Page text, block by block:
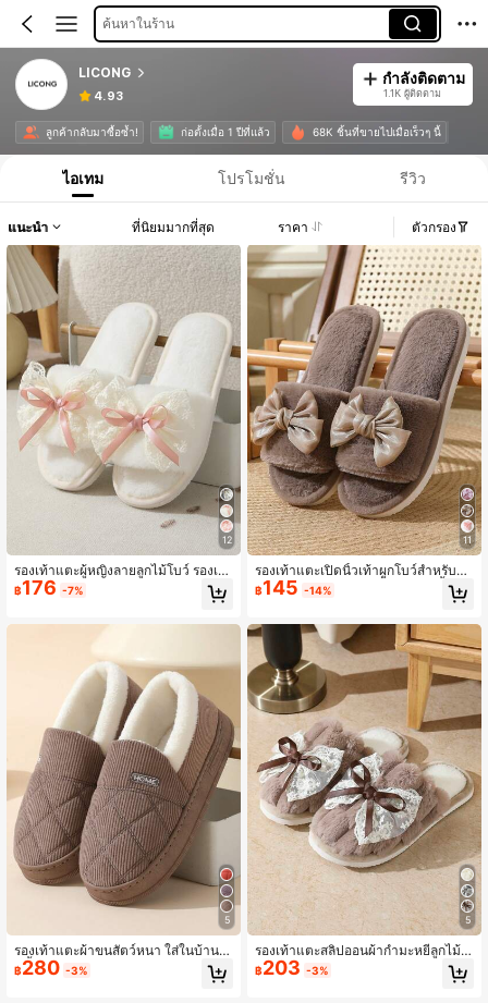
ค้นหาในร้าน
LICONG
4.93
กำลังติดตาม
1.1K ผู้ติดตาม
ลูกค้ากลับมาซื้อซ้ำ! ก่อตั้งเมื่อ 1 ปีที่แล้ว 68K ชิ้นที่ขายไปเมื่อเร็วๆ นี้
ไอเทม โปรโมชั่น รีวิว
แนะนำ ที่นิยมมากที่สุด ราคา ตัวกรอง
12
รองเท้าแตะผู้หญิงลายลูกไม้โบว์ รองเท้
าแตะในร่มอุ่นสบายบุขนฟู รองเท้าแตะ
คู่แฟชั่นสำหรับฤดูใบไม้ร่วง ฤดูหนาว แ
฿176 -7%
5
รองเท้าแตะผ้าขนสัตว์หนา ใส่ในบ้านอุ่
นทั้งชุด สำหรับฤดูใบไม้ร่วง/ฤดูหนาว ร
องเท้าแตะสำหรับทั้งเพศ ไม่ลื่น ฐานหน
฿280 -3%
11
รองเท้าแตะเปิดนิ้วเท้าผูกโบว์สำหรับผู้ห
ญิง, รองเท้าใส่ในบ้านที่ใส่สบาย, น้ำหนั
กเบา, กันลื่น, สไตล์น่ารัก, เหมาะสำหรับ
฿145 -14%
5
รองเท้าแตะสลิปออนผ้ากำมะหยี่ลูกไม้ล
ายโบว์สำหรับฤดูใบไม้ร่วง/ฤดูหนาว, ล
ายกระดองเต่า, รองเท้าแตะลำลองใส่ใน
฿203 -3%